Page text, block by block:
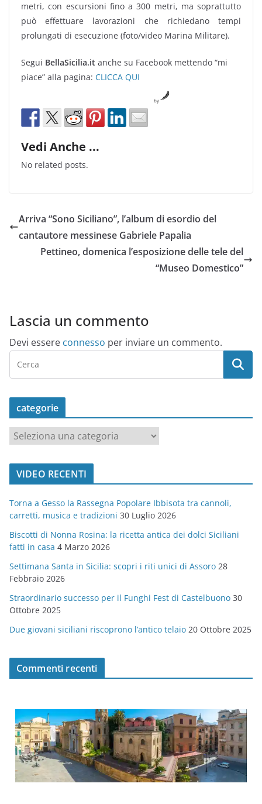
metri, con escursioni fino a 300 metri, ma soprattutto
può effettuare lavorazioni che richiedano tempi
prolungati di esecuzione (foto/video Marina Militare).
Segui BellaSicilia.it anche su Facebook mettendo “mi
piace” alla pagina: CLICCA QUI
by
Vedi Anche ...
No related posts.
Arriva “Sono Siciliano”, l’album di esordio del
cantautore messinese Gabriele Papalia
Pettineo, domenica l’esposizione delle tele del
“Museo Domestico”
Lascia un commento
Devi essere connesso per inviare un commento.
categorie
a
t
o
r
i
e
VIDEO RECENTI
Torna a Gesso la Rassegna Popolare Ibbisota tra cannoli,
carretti, musica e tradizioni 30 Luglio 2026
Biscotti di Nonna Rosina: la ricetta antica dei dolci Siciliani
fatti in casa 4 Marzo 2026
Settimana Santa in Sicilia: scopri i riti unici di Assoro 28
Febbraio 2026
Straordinario successo per il Funghi Fest di Castelbuono 30
Ottobre 2025
Due giovani siciliani riscoprono l’antico telaio 20 Ottobre 2025
Commenti recenti